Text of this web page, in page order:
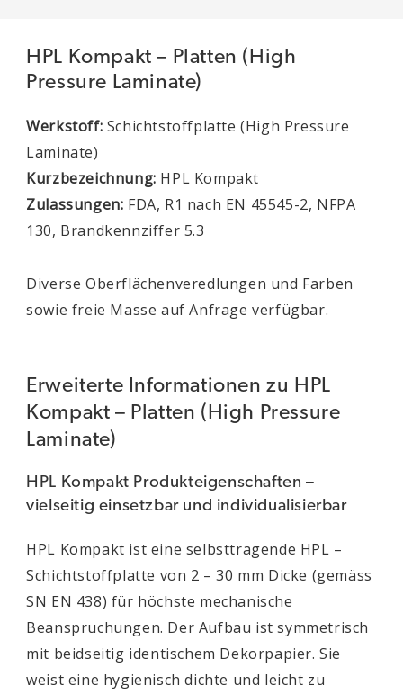
HPL Kompakt – Platten (High
Pressure Laminate)
Werkstoff: Schichtstoffplatte (High Pressure
Laminate)
Kurzbezeichnung: HPL Kompakt
Zulassungen: FDA, R1 nach EN 45545-2, NFPA
130, Brandkennziffer 5.3
Diverse Oberflächenveredlungen und Farben
sowie freie Masse auf Anfrage verfügbar.
Erweiterte Informationen zu HPL
Kompakt – Platten (High Pressure
Laminate)
HPL Kompakt Produkteigenschaften –
vielseitig einsetzbar und individualisierbar
HPL Kompakt ist eine selbsttragende HPL –
Schichtstoffplatte von 2 – 30 mm Dicke (gemäss
SN EN 438) für höchste mechanische
Beanspruchungen. Der Aufbau ist symmetrisch
mit beidseitig identischem Dekorpapier. Sie
weist eine hygienisch dichte und leicht zu